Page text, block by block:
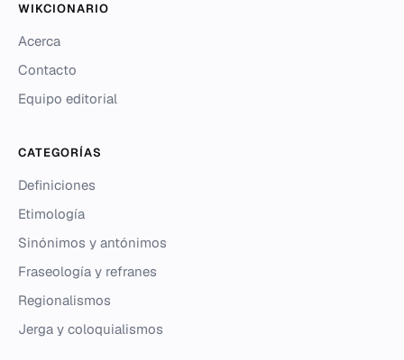
WIKCIONARIO
Acerca
Contacto
Equipo editorial
CATEGORÍAS
Definiciones
Etimología
Sinónimos y antónimos
Fraseología y refranes
Regionalismos
Jerga y coloquialismos